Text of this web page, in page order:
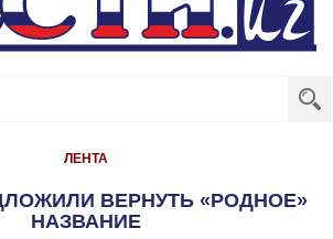
ЛЕНТА
ВЕРНУТЬ «РОДНОЕ»
НАЗВАНИЕ